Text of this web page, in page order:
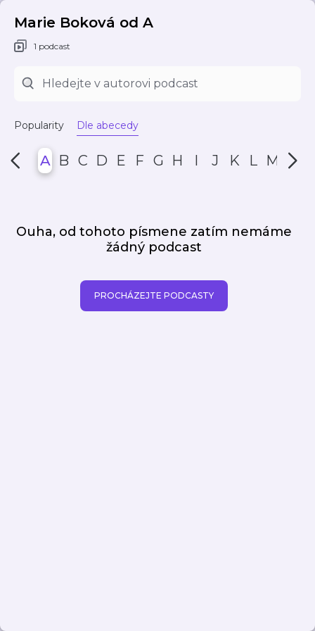
Marie Boková od A
1 podcast
Popularity Dle abecedy
A B C D E F G H I J K L M N
Ouha, od tohoto písmene zatím nemáme
žádný podcast
PROCHÁZEJTE PODCASTY